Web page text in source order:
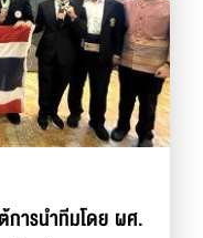
การนำทีมโดย ผศ.